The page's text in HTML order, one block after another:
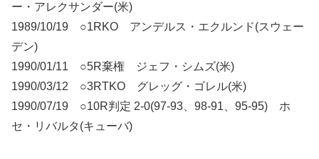
ー・アレクサンダー(米)
1989/10/19 ○1RKO アンデルス・エクルンド(スウェー
デン)
1990/01/11 ○5R棄権 ジェフ・シムズ(米)
1990/03/12 ○3RTKO グレッグ・ゴレル(米)
1990/07/19 ○10R判定 2-0(97-93、98-91、95-95) ホ
セ・リバルタ(キューバ)